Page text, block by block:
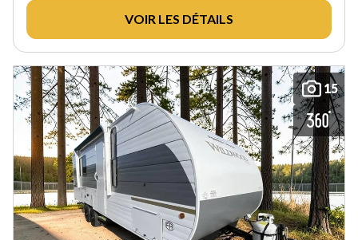
VOIR LES DÉTAILS
15